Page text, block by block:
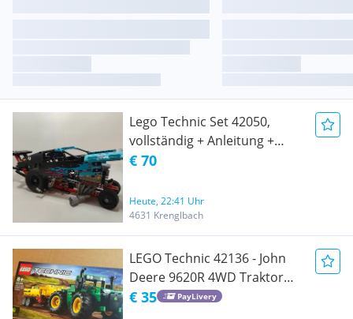
Lego Technic Set 42050,
vollständig + Anleitung +
Schachtel
€ 70
Heute, 22:41 Uhr
4631 Krenglbach
LEGO Technic 42136 - John
Deere 9620R 4WD Traktor
(NEU & OVP)
€ 35 PayLivery